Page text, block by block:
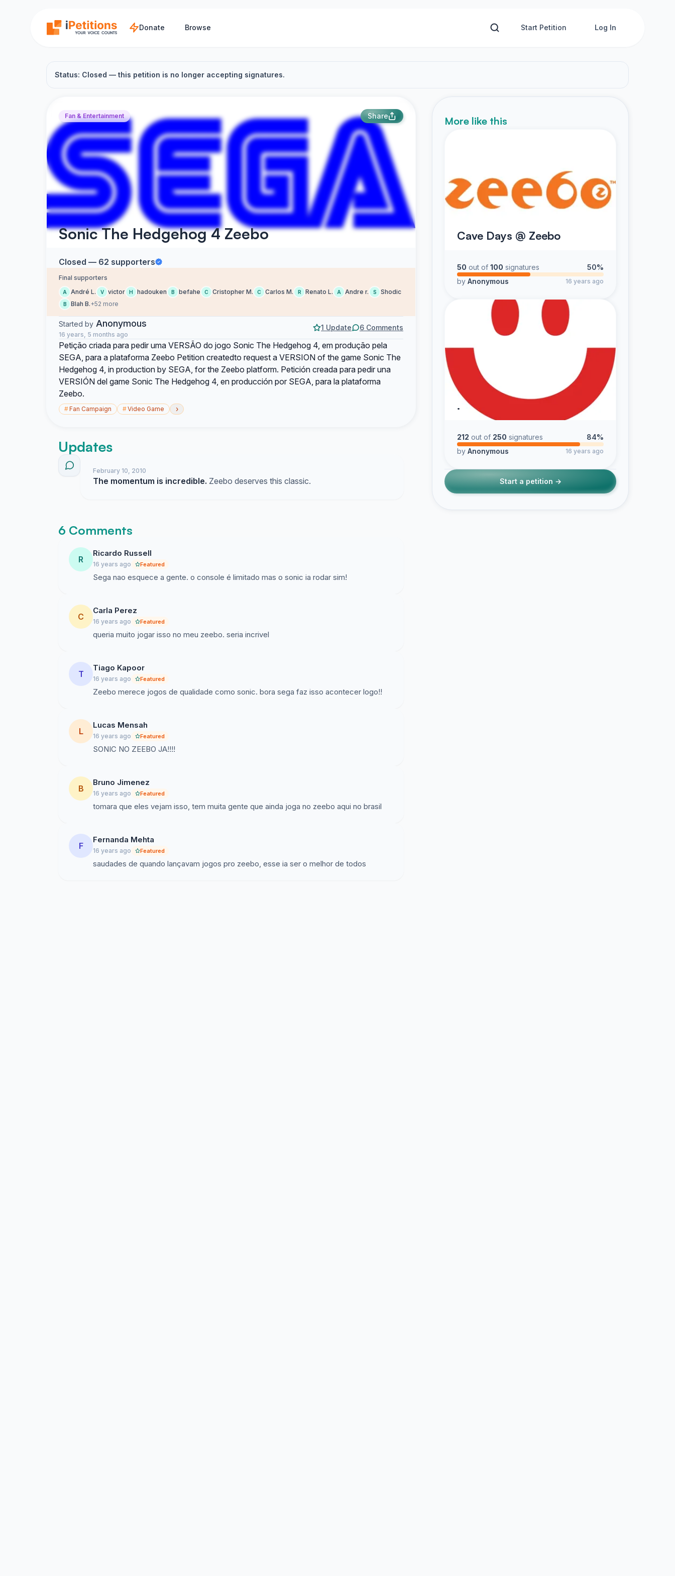
Donate Browse Start Petition Log In
Status: Closed — this petition is no longer accepting signatures.
Fan & Entertainment Share
Sonic The Hedgehog 4 Zeebo
Closed — 62 supporters
Final supporters
A André L. V victor H hadouken B befahe C Cristopher M. C Carlos M. R Renato L. A Andre r. S Shodic
B Blah B.+52 more
Started by Anonymous
16 years, 5 months ago
1 Update 6 Comments
Petição criada para pedir uma VERSÃO do jogo Sonic The Hedgehog 4, em produção pela
SEGA, para a plataforma Zeebo Petition createdto request a VERSION of the game Sonic The
Hedgehog 4, in production by SEGA, for the Zeebo platform. Petición creada para pedir una
VERSIÓN del game Sonic The Hedgehog 4, en producción por SEGA, para la plataforma
Zeebo.
#Fan Campaign #Video Game ›
Updates
February 10, 2010
The momentum is incredible. Zeebo deserves this classic.
6 Comments
R
Ricardo Russell
16 years ago Featured
Sega nao esquece a gente. o console é limitado mas o sonic ia rodar sim!
C
Carla Perez
16 years ago Featured
queria muito jogar isso no meu zeebo. seria incrivel
T
Tiago Kapoor
16 years ago Featured
Zeebo merece jogos de qualidade como sonic. bora sega faz isso acontecer logo!!
L
Lucas Mensah
16 years ago Featured
SONIC NO ZEEBO JA!!!!
B
Bruno Jimenez
16 years ago Featured
tomara que eles vejam isso, tem muita gente que ainda joga no zeebo aqui no brasil
F
Fernanda Mehta
16 years ago Featured
saudades de quando lançavam jogos pro zeebo, esse ia ser o melhor de todos
More like this
Cave Days @ Zeebo
50 out of 100 signatures
50%
by Anonymous 16 years ago
.
212 out of 250 signatures
84%
by Anonymous 16 years ago
Start a petition →